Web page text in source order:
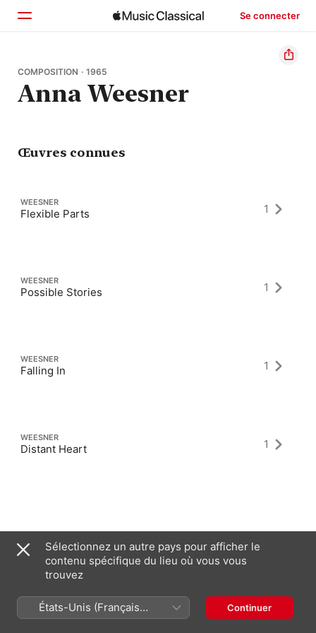
Se connecter
Accueil
Parcourir
COMPOSITION · 1965
Anna Weesner
Œuvres connues
WEESNER
Flexible Parts 1
WEESNER
Possible Stories 1
WEESNER
Falling In 1
WEESNER
Distant Heart 1
Derniers albums
Sélectionnez un autre pays pour afficher le
contenu spécifique du lieu où vous vous
trouvez
États-Unis (Français
France)
Continuer